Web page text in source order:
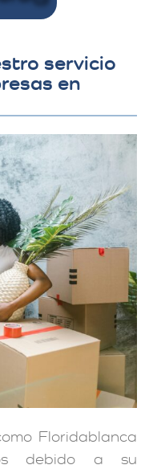
servicio
en
Floridablanca
debido a su